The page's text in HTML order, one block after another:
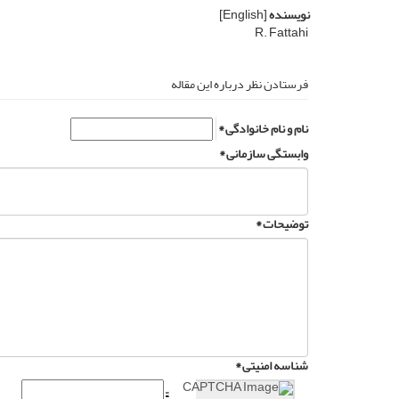
نویسنده[English]
R. Fattahi
فرستادن نظر درباره این مقاله
نام و نام خانوادگی *
وابستگی سازمانی *
توضیحات *
شناسه امنیتی *